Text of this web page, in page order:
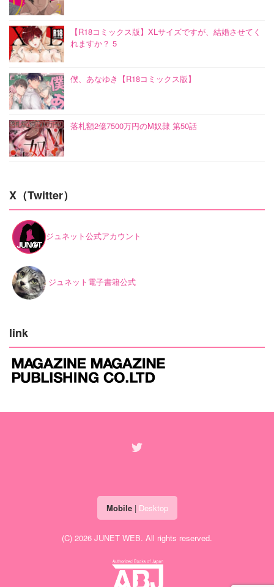
【R18コミックス版】XLサイズですが、結婚させてく
れますか？ 5
僕、あなゆき【R18コミックス版】
落札額2億7500万円のM奴隷 第50話
X（Twitter）
ジュネット公式アカウント
ジュネット電子書籍公式
link
Mobile| Desktop
(C) 2026 JUNET WEB. All rights reserved.